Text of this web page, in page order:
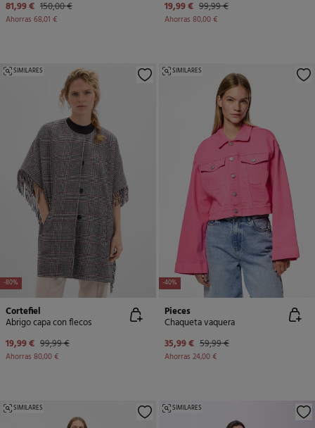
81,99 € 150,00 €
Ahorras 68,01 €
19,99 € 99,99 €
Ahorras 80,00 €
-80%
SIMILARES
Cortefiel
Abrigo capa con flecos
19,99 € 99,99 €
Ahorras 80,00 €
-40%
SIMILARES
Pieces
Chaqueta vaquera
35,99 € 59,99 €
Ahorras 24,00 €
SIMILARES SIMILARES